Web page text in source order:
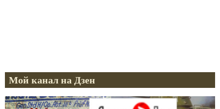
Мой канал на Дзен